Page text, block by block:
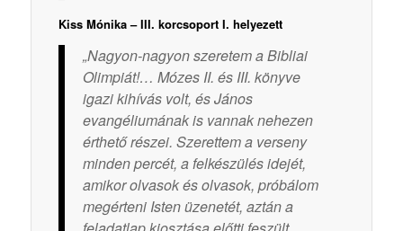
Kiss Mónika – III. korcsoport I. helyezett
„Nagyon-nagyon szeretem a Bibliai
Olimpiát!… Mózes II. és III. könyve
igazi kihívás volt, és János
evangéliumának is vannak nehezen
érthető részei. Szerettem a verseny
minden percét, a felkészülés idejét,
amikor olvasok és olvasok, próbálom
megérteni Isten üzenetét, aztán a